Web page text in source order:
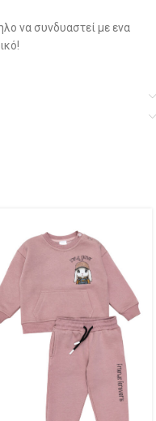
να συνδυαστεί με ενα